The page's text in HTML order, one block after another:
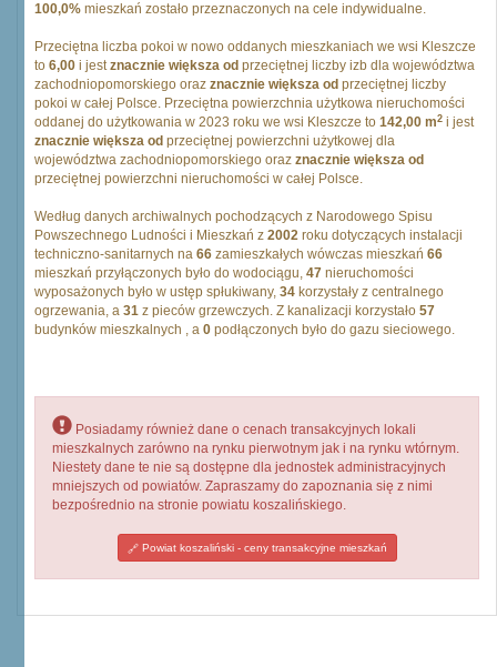
100,0% mieszkań zostało przeznaczonych na cele indywidualne.
Przeciętna liczba pokoi w nowo oddanych mieszkaniach we wsi Kleszcze
to 6,00 i jestznacznie większa od przeciętnej liczby izb dla województwa
zachodniopomorskiego oraz znacznie większa od przeciętnej liczby
pokoi w całej Polsce. Przeciętna powierzchnia użytkowa nieruchomości
oddanej do użytkowania w 2023 roku we wsi Kleszcze to 142,00 m2 i jest
znacznie większa od przeciętnej powierzchni użytkowej dla
województwa zachodniopomorskiego oraz znacznie większa od
przeciętnej powierzchni nieruchomości w całej Polsce.
Według danych archiwalnych pochodzących z Narodowego Spisu
Powszechnego Ludności i Mieszkań z 2002 roku dotyczących instalacji
techniczno-sanitarnych na 66 zamieszkałych wówczas mieszkań 66
mieszkań przyłączonych było do wodociągu, 47 nieruchomości
wyposażonych było w ustęp spłukiwany, 34 korzystały z centralnego
ogrzewania, a 31 z pieców grzewczych. Z kanalizacji korzystało 57
budynków mieszkalnych , a 0 podłączonych było do gazu sieciowego.
Posiadamy również dane o cenach transakcyjnych lokali
mieszkalnych zarówno na rynku pierwotnym jak i na rynku wtórnym.
Niestety dane te nie są dostępne dla jednostek administracyjnych
mniejszych od powiatów. Zapraszamy do zapoznania się z nimi
bezpośrednio na stronie powiatu koszalińskiego.
Powiat koszaliński - ceny transakcyjne mieszkań